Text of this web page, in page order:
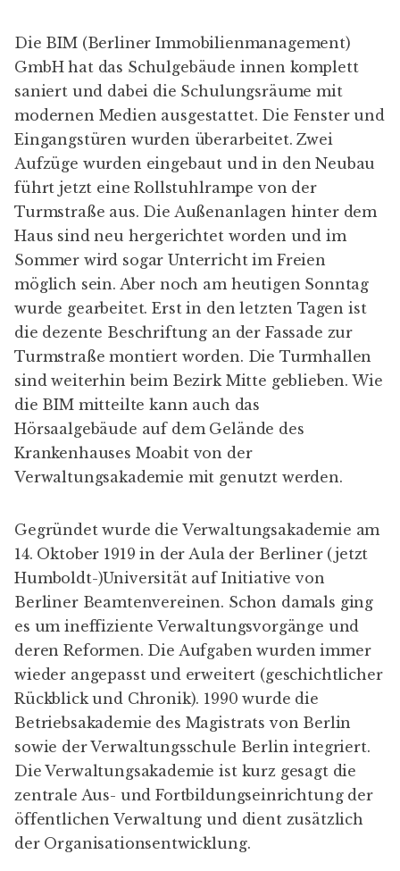
Die BIM(Berliner Immo­bilien­manage­ment)
GmbH hat das Schul­gebäude innen komplett
saniert und dabei die Schulungs­räume mit
modernen Medien ausgestattet. Die Fenster und
Eingangs­türen wurden über­arbeitet. Zwei
Aufzüge wurden eingebaut und in den Neubau
führt jetzt eine Roll­stuhl­rampe von der
Turm­straße aus. Die Außen­anlagen hinter dem
Haus sind neu herge­richtet worden und im
Sommer wird sogar Unter­richt im Freien
möglich sein. Aber noch am heutigen Sonntag
wurde gearbeitet. Erst in den letzten Tagen ist
die dezente Beschrif­tung an der Fassade zur
Turm­straße montiert worden. Die Turm­hallen
sind weiterhin beim Bezirk Mitte geblieben. Wie
die BIM mitteilte kann auch das
Hörsaal­gebäude auf dem Gelände des
Kranken­hauses Moabit von der
Verwaltungs­akademie mit genutzt werden.
Gegründet wurde die Verwaltungs­akademie am
14. Oktober 1919 in der Aula der Berliner (jetzt
Humboldt-)Universität auf Initiative von
Berliner Beamten­vereinen. Schon damals ging
es um ineffi­ziente Verwal­tungs­vor­gänge und
deren Reformen. Die Aufgaben wurden immer
wieder ange­passt und erweitert (geschicht­licher
Rückblickund Chronik). 1990 wurde die
Betriebs­akademie des Magistrats von Berlin
sowie der Verwal­tungs­schule Berlin integriert.
Die Verwal­tungs­akademie ist kurz gesagt die
zentrale Aus- und Fort­bil­dungs­ein­richtung der
öffent­lichen Verwal­tung und dient zusätzlich
der Organisationsentwicklung.